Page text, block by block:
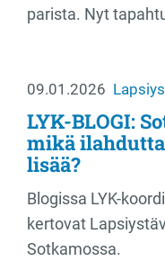
parista. Nyt
09.01.2026
LYK-BLOGI:
mikä
lisää?
Blogissa LYK-
kertovat
Sotkamossa.